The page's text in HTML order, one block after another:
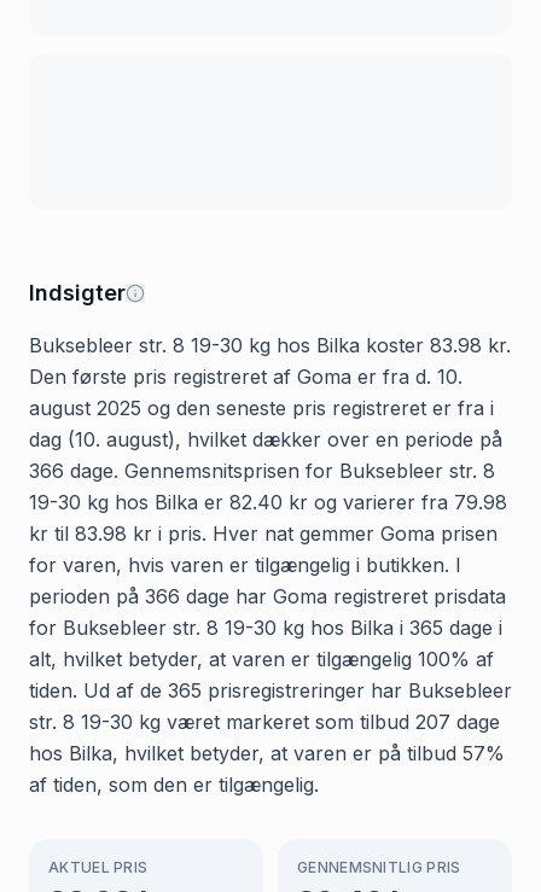
Indsigter
Buksebleer str. 8 19-30 kg hos Bilka koster 83.98 kr.
Den første pris registreret af Goma er fra d. 10.
august 2025 og den seneste pris registreret er fra i
dag (10. august), hvilket dækker over en periode på
366 dage. Gennemsnitsprisen for Buksebleer str. 8
19-30 kg hos Bilka er 82.40 kr og varierer fra 79.98
kr til 83.98 kr i pris. Hver nat gemmer Goma prisen
for varen, hvis varen er tilgængelig i butikken. I
perioden på 366 dage har Goma registreret prisdata
for Buksebleer str. 8 19-30 kg hos Bilka i 365 dage i
alt, hvilket betyder, at varen er tilgængelig 100% af
tiden. Ud af de 365 prisregistreringer har Buksebleer
str. 8 19-30 kg været markeret som tilbud 207 dage
hos Bilka, hvilket betyder, at varen er på tilbud 57%
af tiden, som den er tilgængelig.
AKTUEL PRIS GENNEMSNITLIG PRIS